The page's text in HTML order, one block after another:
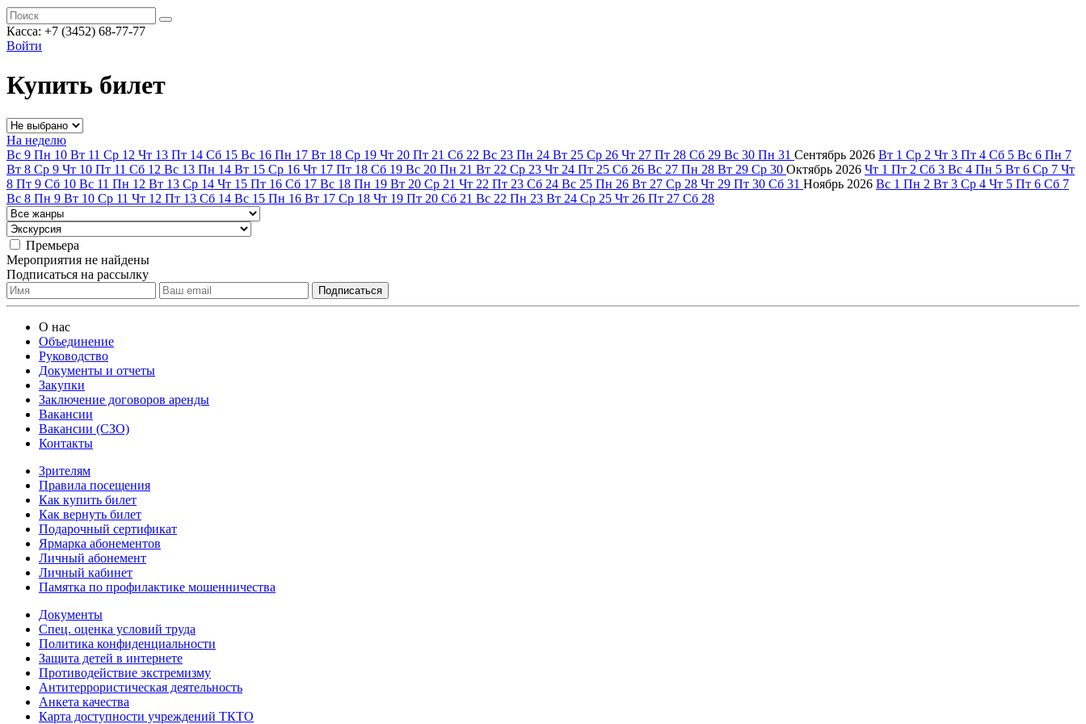
Касса: +7 (3452) 68-77-77
Войти
Купить билет
На неделю
Вс 9 Пн 10 Вт 11 Ср 12 Чт 13 Пт 14 Сб 15 Вс 16 Пн 17 Вт 18 Ср 19 Чт 20 Пт 21 Сб 22 Вс 23 Пн 24 Вт 25 Ср 26 Чт 27 Пт 28 Сб 29 Вс 30 Пн 31 Сентябрь 2026 Вт 1 Ср 2 Чт 3 Пт 4 Сб 5 Вс 6 Пн 7
Вт 8 Ср 9 Чт 10 Пт 11 Сб 12 Вс 13 Пн 14 Вт 15 Ср 16 Чт 17 Пт 18 Сб 19 Вс 20 Пн 21 Вт 22 Ср 23 Чт 24 Пт 25 Сб 26 Вс 27 Пн 28 Вт 29 Ср 30 Октябрь 2026 Чт 1 Пт 2 Сб 3 Вс 4 Пн 5 Вт 6 Ср 7 Чт
8 Пт 9 Сб 10 Вс 11 Пн 12 Вт 13 Ср 14 Чт 15 Пт 16 Сб 17 Вс 18 Пн 19 Вт 20 Ср 21 Чт 22 Пт 23 Сб 24 Вс 25 Пн 26 Вт 27 Ср 28 Чт 29 Пт 30 Сб 31 Ноябрь 2026 Вс 1 Пн 2 Вт 3 Ср 4 Чт 5 Пт 6 Сб 7
Вс 8 Пн 9 Вт 10 Ср 11 Чт 12 Пт 13 Сб 14 Вс 15 Пн 16 Вт 17 Ср 18 Чт 19 Пт 20 Сб 21 Вс 22 Пн 23 Вт 24 Ср 25 Чт 26 Пт 27 Сб 28
Премьера
Мероприятия не найдены
Подписаться на рассылку
О нас
Объединение
Руководство
Документы и отчеты
Закупки
Заключение договоров аренды
Вакансии
Вакансии (СЗО)
Контакты
Зрителям
Правила посещения
Как купить билет
Как вернуть билет
Подарочный сертификат
Ярмарка абонементов
Личный абонемент
Личный кабинет
Памятка по профилактике мошенничества
Документы
Спец. оценка условий труда
Политика конфиденциальности
Защита детей в интернете
Противодействие экстремизму
Антитеррористическая деятельность
Анкета качества
Карта доступности учреждений ТКТО